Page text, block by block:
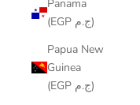
Panama
(EGP ج.م)
Papua New
Guinea
(EGP ج.م)